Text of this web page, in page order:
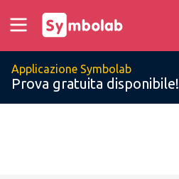
Applicazione Symbolab
Prova gratuita disponibile!